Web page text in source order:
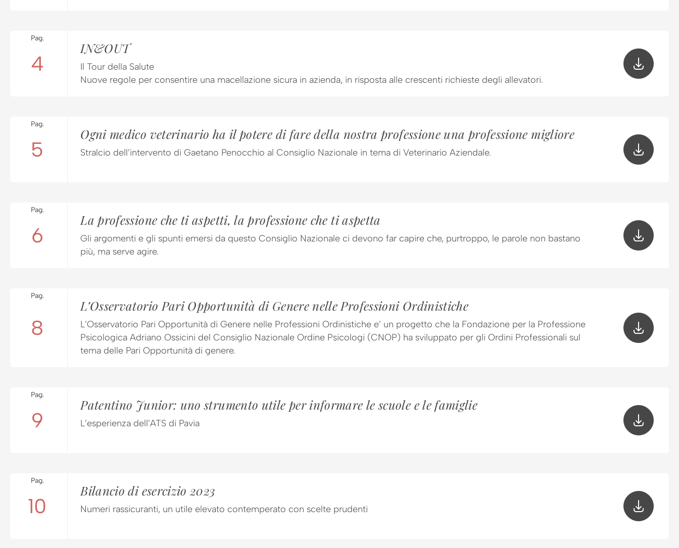
Pag.
4
IN&OUT
Il Tour della Salute
Nuove regole per consentire una macellazione sicura in azienda, in risposta alle crescenti richieste degli allevatori.
Pag.
5
Ogni medico veterinario ha il potere di fare della nostra professione una professione migliore
Stralcio dell’intervento di Gaetano Penocchio al Consiglio Nazionale in tema di Veterinario Aziendale.
Pag.
6
La professione che ti aspetti, la professione che ti aspetta
Gli argomenti e gli spunti emersi da questo Consiglio Nazionale ci devono far capire che, purtroppo, le parole non bastano
più, ma serve agire.
Pag.
8
L’Osservatorio Pari Opportunità di Genere nelle Professioni Ordinistiche
L’Osservatorio Pari Opportunità di Genere nelle Professioni Ordinistiche e’ un progetto che la Fondazione per la Professione
Psicologica Adriano Ossicini del Consiglio Nazionale Ordine Psicologi (CNOP) ha sviluppato per gli Ordini Professionali sul
tema delle Pari Opportunità di genere.
Pag.
9
Patentino Junior: uno strumento utile per informare le scuole e le famiglie
L’esperienza dell’ATS di Pavia
Pag.
10
Bilancio di esercizio 2023
Numeri rassicuranti, un utile elevato contemperato con scelte prudenti